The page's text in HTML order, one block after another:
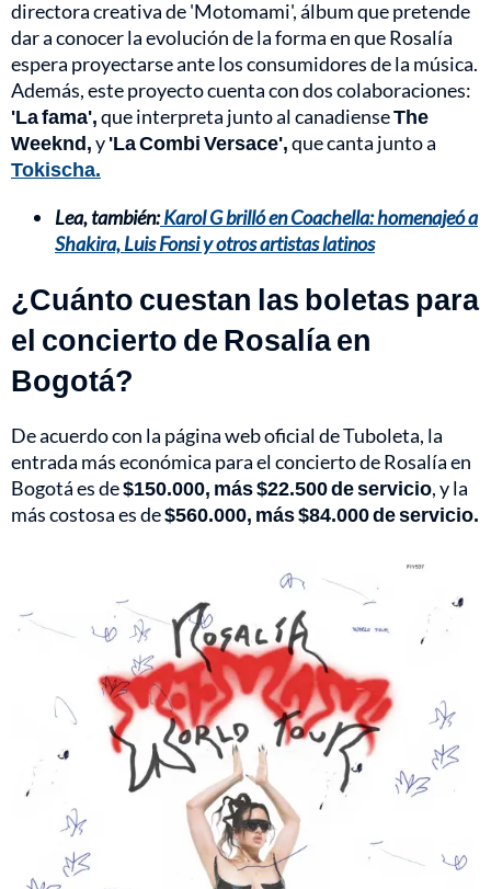
directora creativa de 'Motomami', álbum que pretende
dar a conocer la evolución de la forma en que Rosalía
espera proyectarse ante los consumidores de la música.
Además, este proyecto cuenta con dos colaboraciones:
'La fama',que interpreta junto al canadienseThe
Weeknd,y'La Combi Versace',que canta junto a
Tokischa.
Lea, también:Karol G brilló en Coachella: homenajeó a
Shakira, Luis Fonsi y otros artistas latinos
¿Cuánto cuestan las boletas para
el concierto de Rosalía en
Bogotá?
De acuerdo con la página web oficial de Tuboleta, la
entrada más económica para el concierto de Rosalía en
Bogotá es de$150.000, más $22.500 de servicio, y la
más costosa es de$560.000, más $84.000 de servicio.